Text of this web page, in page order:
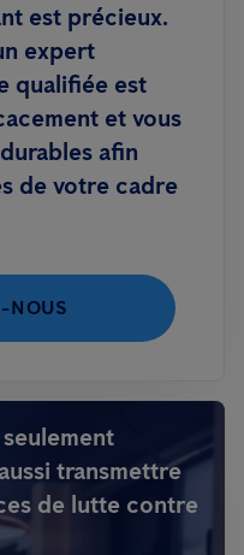
est précieux.
expert
qualifiée est
et vous
afin
de votre cadre
NOUS
transmettre
de lutte contre